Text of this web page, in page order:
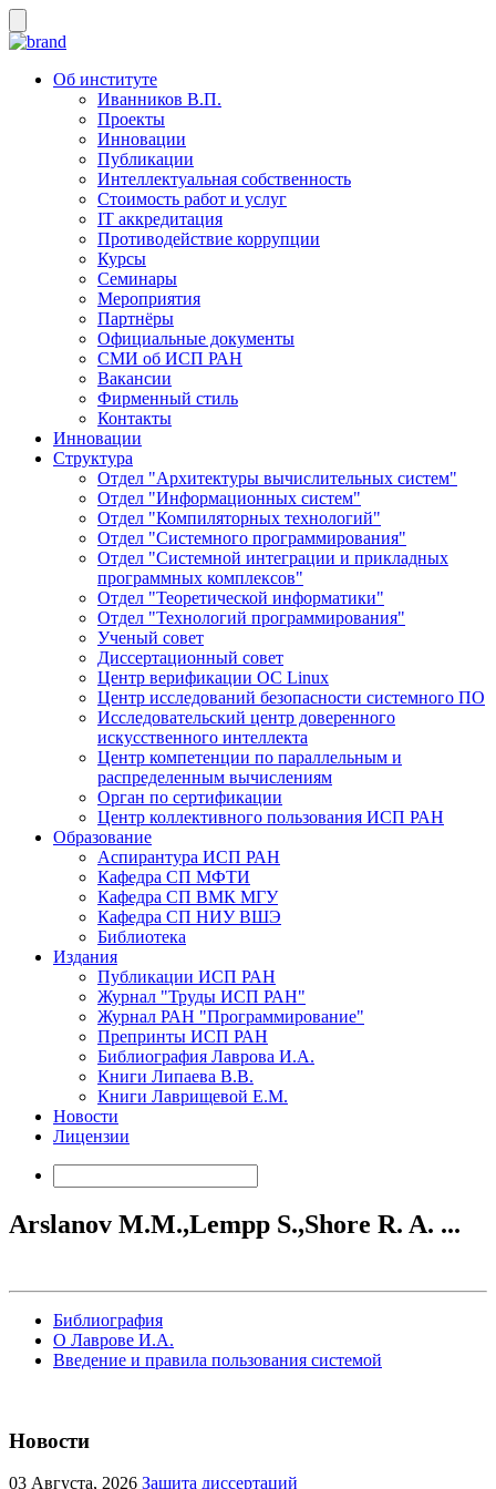
Об институте
Иванников В.П.
Проекты
Инновации
Публикации
Интеллектуальная собственность
Стоимость работ и услуг
IT аккредитация
Противодействие коррупции
Курсы
Семинары
Мероприятия
Партнёры
Официальные документы
СМИ об ИСП РАН
Вакансии
Фирменный стиль
Контакты
Инновации
Структура
Отдел "Архитектуры вычислительных систем"
Отдел "Информационных систем"
Отдел "Компиляторных технологий"
Отдел "Системного программирования"
Отдел "Системной интеграции и прикладных
программных комплексов"
Отдел "Теоретической информатики"
Отдел "Технологий программирования"
Ученый совет
Диссертационный совет
Центр верификации ОС Linux
Центр исследований безопасности системного ПО
Исследовательский центр доверенного
искусственного интеллекта
Центр компетенции по параллельным и
распределенным вычислениям
Орган по сертификации
Центр коллективного пользования ИСП РАН
Образование
Аспирантура ИСП РАН
Кафедра СП МФТИ
Кафедра СП ВМК МГУ
Кафедра СП НИУ ВШЭ
Библиотека
Издания
Публикации ИСП РАН
Журнал "Труды ИСП РАН"
Журнал РАН "Программирование"
Препринты ИСП РАН
Библиография Лаврова И.А.
Книги Липаева В.В.
Книги Лаврищевой Е.М.
Новости
Лицензии
Arslanov M.M.,Lempp S.,Shore R. A. ...
Библиография
О Лаврове И.А.
Введение и правила пользования системой
Новости
03 Августа, 2026 Защита диссертаций